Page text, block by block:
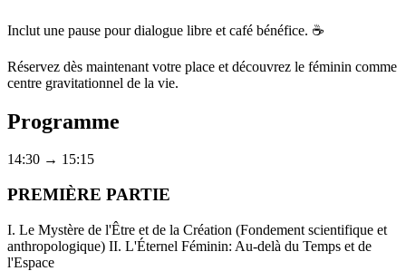
Inclut une pause pour dialogue libre et café bénéfice. ☕
Réservez dès maintenant votre place et découvrez le féminin comme
centre gravitationnel de la vie.
Programme
14:30 → 15:15
PREMIÈRE PARTIE
I. Le Mystère de l'Être et de la Création (Fondement scientifique et
anthropologique) II. L'Éternel Féminin: Au-delà du Temps et de
l'Espace